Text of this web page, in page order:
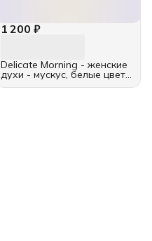
1 200 ₽
Delicate Morning - женские
духи - мускус, белые цветы